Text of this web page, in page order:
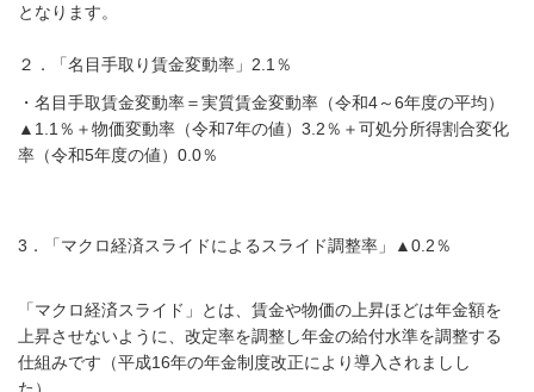
となります。
２．「名目手取り賃金変動率」2.1％
・名目手取賃金変動率＝実質賃金変動率（令和4～6年度の平均）
▲1.1％＋物価変動率（令和7年の値）3.2％＋可処分所得割合変化
率（令和5年度の値）0.0％
3．「マクロ経済スライドによるスライド調整率」▲0.2％
「マクロ経済スライド」とは、賃金や物価の上昇ほどは年金額を
上昇させないように、改定率を調整し年金の給付水準を調整する
仕組みです（平成16年の年金制度改正により導入されましし